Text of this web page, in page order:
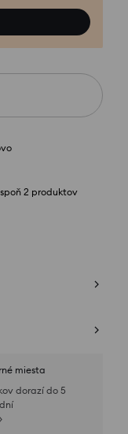
2 produktov
miesta
dorazí do 5